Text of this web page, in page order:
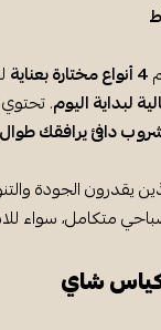
4 أنواع مختارة بعناية
لبداية اليوم.
دافئ يرافقك
يقدرون الجودة
متكامل، سواء